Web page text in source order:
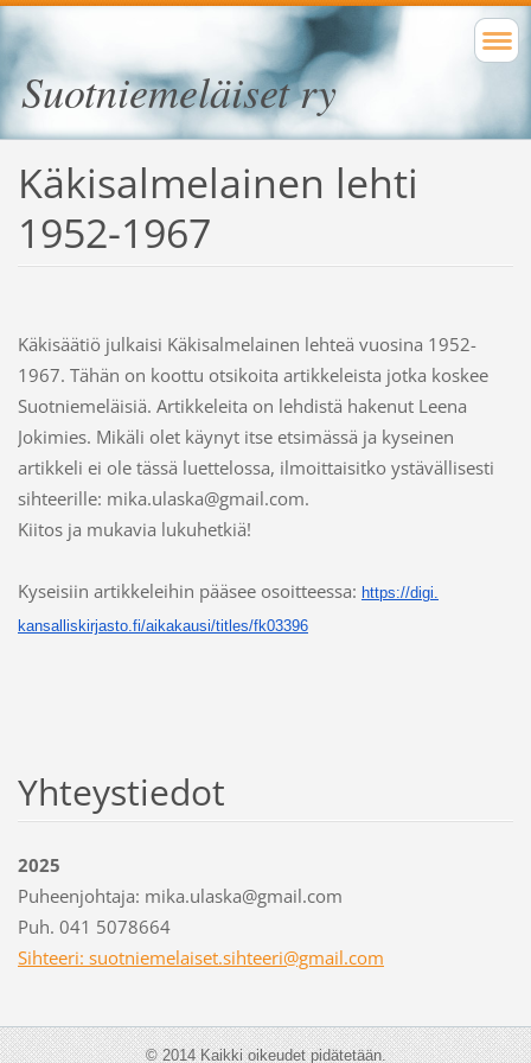
Suotniemeläiset ry
Käkisalmelainen lehti
1952-1967
Käkisäätiö julkaisi Käkisalmelainen lehteä vuosina 1952-
1967. Tähän on koottu otsikoita artikkeleista jotka koskee
Suotniemeläisiä. Artikkeleita on lehdistä hakenut Leena
Jokimies. Mikäli olet käynyt itse etsimässä ja kyseinen
artikkeli ei ole tässä luettelossa, ilmoittaisitko ystävällisesti
sihteerille: mika.ulaska@gmail.com.
Kiitos ja mukavia lukuhetkiä!
Kyseisiin artikkeleihin pääsee osoitteessa: https://digi.
kansalliskirjasto.fi/aikakausi/titles/fk03396
Yhteystiedot
2025
Puheenjohtaja: mika.ulaska@gmail.com
Puh. 041 5078664
Sihteeri: suotniemelaiset.sihteeri@gmail.com
© 2014 Kaikki oikeudet pidätetään.